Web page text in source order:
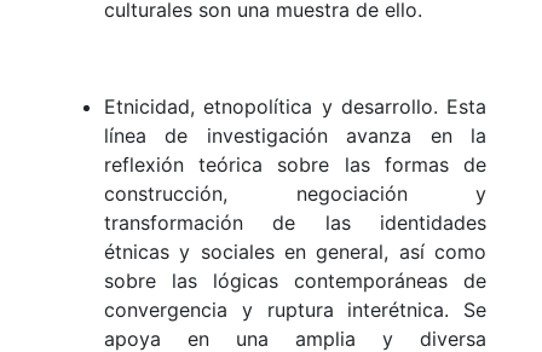
culturales son una muestra de ello.
Etnicidad, etnopolítica y desarrollo. Esta
línea de investigación avanza en la
reflexión teórica sobre las formas de
construcción, negociación y
transformación de las identidades
étnicas y sociales en general, así como
sobre las lógicas contemporáneas de
convergencia y ruptura interétnica. Se
apoya en una amplia y diversa